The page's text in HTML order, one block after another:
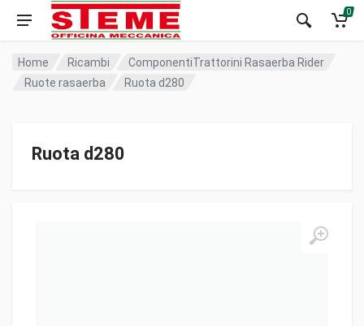
0
Home Ricambi
ComponentiTrattorini Rasaerba Rider
Ruote rasaerba
Ruota d280
Ruota d280